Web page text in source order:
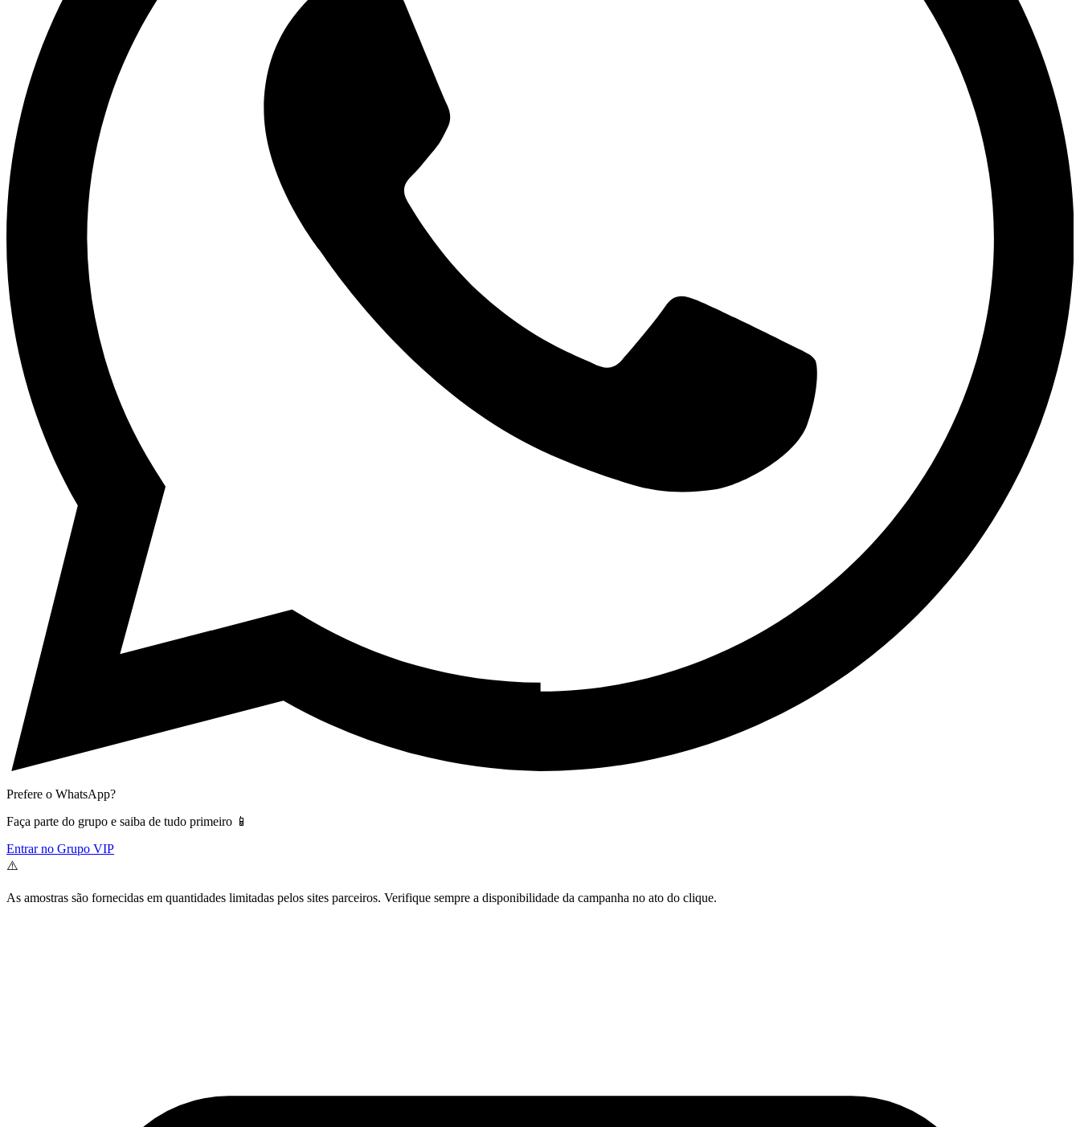
Prefere o WhatsApp?
Faça parte do grupo e saiba de tudo primeiro 📱
Entrar no Grupo VIP
⚠️
As amostras são fornecidas em quantidades limitadas pelos sites parceiros. Verifique sempre a disponibilidade da campanha no ato do clique.